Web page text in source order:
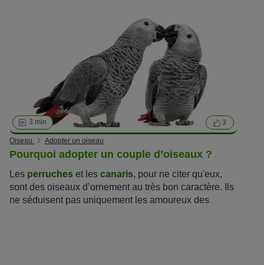
pondeuse. Pour que vos poules pondent des œufs, il
est important de connaître les réponses aux dix
questions suivantes concernant l'élevage de poules.
Sur notre Magazine, retrouvez tous nos conseil pour
adopter des oiseauxde tous types !
3 min 3
Oiseau Adopter un oiseau
Pourquoi adopter un couple d’oiseaux ?
Les perruches et les canaris, pour ne citer qu'eux,
sont des oiseaux d’ornement au très bon caractère. Ils
ne séduisent pas uniquement les amoureux des